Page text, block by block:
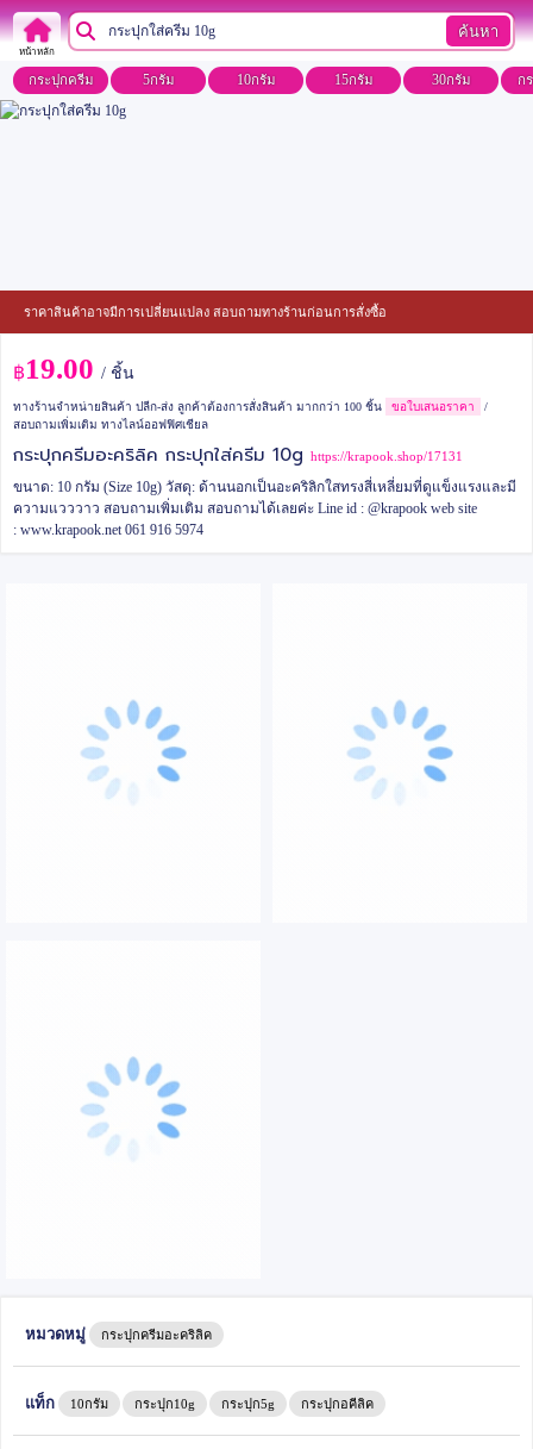
หน้าหลัก
ค้นหา
กระปุกครีม 5กรัม 10กรัม 15กรัม 30กรัม ก
ราคาสินค้าอาจมีการเปลี่ยนแปลง สอบถามทางร้านก่อนการสั่งซื้อ
฿19.00 / ชิ้น
ทางร้านจำหน่ายสินค้า ปลีก-ส่ง ลูกค้าต้องการสั่งสินค้า มากกว่า 100 ชิ้น ขอใบเสนอราคา
/
สอบถามเพิ่มเติม ทางไลน์ออฟฟิศเชียล
กระปุกครีมอะคริลิค กระปุกใส่ครีม 10g https://krapook.shop/17131
ขนาด: 10 กรัม (Size 10g) วัสดุ: ด้านนอกเป็นอะคริลิกใสทรงสี่เหลี่ยมที่ดูแข็งแรงและมี
ความแวววาว สอบถามเพิ่มเติม สอบถามได้เลยค่ะ Line id : @krapook web site
: www.krapook.net061 916 5974
หมวดหมู่ กระปุกครีมอะคริลิค
แท็ก 10กรัม กระปุก10g กระปุก5g กระปุกอคีลิค